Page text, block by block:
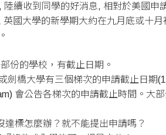
陸續收到同學的好消息, 相對於美國
英國大學的新學期大約在九月底或十
份的學校，有截止日期。
劍橋大學有三個梯次的申請截止日期
會公告各梯次的申請截止時間。大
達標怎麼辦？就不能提出申請嗎？